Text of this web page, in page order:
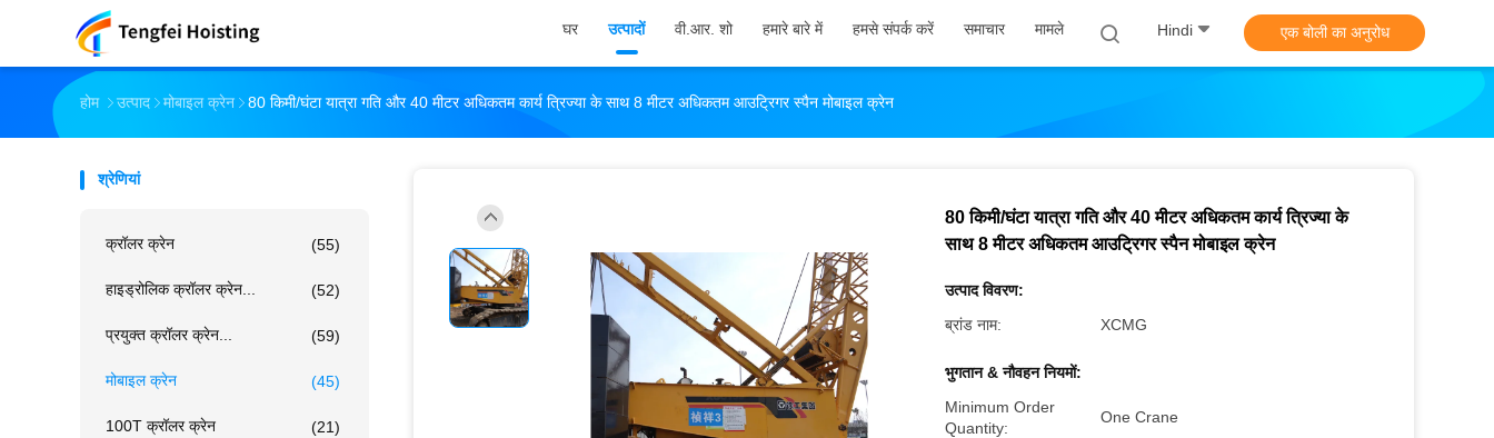
घर उत्पादों वी.आर. शो हमारे बारे में हमसे संपर्क करें समाचार मामले Hindi एक बोली का अनुरोध
होम उत्पाद मोबाइल क्रेन 80 किमी/घंटा यात्रा गति और 40 मीटर अधिकतम कार्य त्रिज्या के साथ 8 मीटर अधिकतम आउट्रिगर स्पैन मोबाइल क्रेन
श्रेणियां
क्रॉलर क्रेन (55)
हाइड्रोलिक क्रॉलर क्रेन... (52)
प्रयुक्त क्रॉलर क्रेन... (59)
मोबाइल क्रेन (45)
100T क्रॉलर क्रेन (21)
80 किमी/घंटा यात्रा गति और 40 मीटर अधिकतम कार्य त्रिज्या के
साथ 8 मीटर अधिकतम आउट्रिगर स्पैन मोबाइल क्रेन
उत्पाद विवरण:
ब्रांड नाम:
XCMG
भुगतान & नौवहन नियमों:
Minimum Order
Quantity:
One Crane